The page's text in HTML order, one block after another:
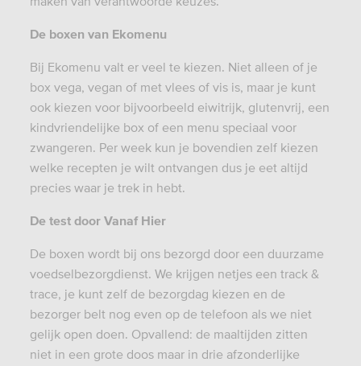
De boxen van Ekomenu
Bij Ekomenu valt er veel te kiezen. Niet alleen of je
box vega, vegan of met vlees of vis is, maar je kunt
ook kiezen voor bijvoorbeeld eiwitrijk, glutenvrij, een
kindvriendelijke box of een menu speciaal voor
zwangeren. Per week kun je bovendien zelf kiezen
welke recepten je wilt ontvangen dus je eet altijd
precies waar je trek in hebt.
De test door Vanaf Hier
De boxen wordt bij ons bezorgd door een duurzame
voedselbezorgdienst. We krijgen netjes een track &
trace, je kunt zelf de bezorgdag kiezen en de
bezorger belt nog even op de telefoon als we niet
gelijk open doen. Opvallend: de maaltijden zitten
niet in een grote doos maar in drie afzonderlijke